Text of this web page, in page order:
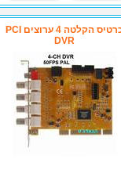
כרטיס הקלטה 4 ערוצים PCI
DVR